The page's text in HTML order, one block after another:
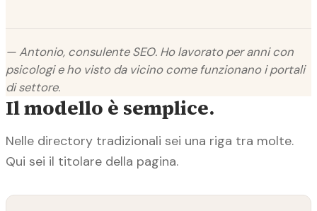
— Antonio, consulente SEO. Ho lavorato per anni con
psicologi e ho visto da vicino come funzionano i portali
di settore.
Il modello è semplice.
Nelle directory tradizionali sei una riga tra molte.
Qui sei il titolare della pagina.